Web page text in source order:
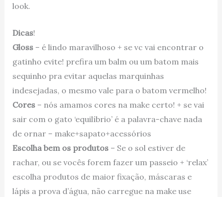
look.
Dicas!
Gloss– é lindo maravilhoso + se vc vai encontrar o
gatinho evite! prefira um balm ou um batom mais
sequinho pra evitar aquelas marquinhas
indesejadas, o mesmo vale para o batom vermelho!
Cores – nós amamos cores na make certo! + se vai
sair com o gato ‘equilíbrio’ é a palavra-chave nada
de ornar – make+sapato+acessórios
Escolha bem os produtos– Se o sol estiver de
rachar, ou se vocês forem fazer um passeio + ‘relax’
escolha produtos de maior fixação, máscaras e
lápis a prova d’água, não carregue na make use